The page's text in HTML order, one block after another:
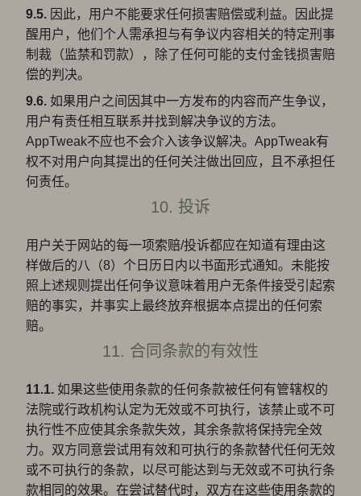
9.5. 因此，用户不能要求任何损害赔偿或利益。因此提
醒用户，他们个人需承担与有争议内容相关的特定刑事
制裁（监禁和罚款），除了任何可能的支付金钱损害赔
偿的判决。
9.6. 如果用户之间因其中一方发布的内容而产生争议，
用户有责任相互联系并找到解决争议的方法。
AppTweak不应也不会介入该争议解决。AppTweak有
权不对用户向其提出的任何关注做出回应，且不承担任
何责任。
10. 投诉
用户关于网站的每一项索赔/投诉都应在知道有理由这
样做后的八（8）个日历日内以书面形式通知。未能按
照上述规则提出任何争议意味着用户无条件接受引起索
赔的事实，并事实上最终放弃根据本点提出的任何索
赔。
11. 合同条款的有效性
11.1. 如果这些使用条款的任何条款被任何有管辖权的
法院或行政机构认定为无效或不可执行，该禁止或不可
执行性不应使其余条款失效，其余条款将保持完全效
力。双方同意尝试用有效和可执行的条款替代任何无效
或不可执行的条款，以尽可能达到与无效或不可执行条
款相同的效果。在尝试替代时，双方在这些使用条款的